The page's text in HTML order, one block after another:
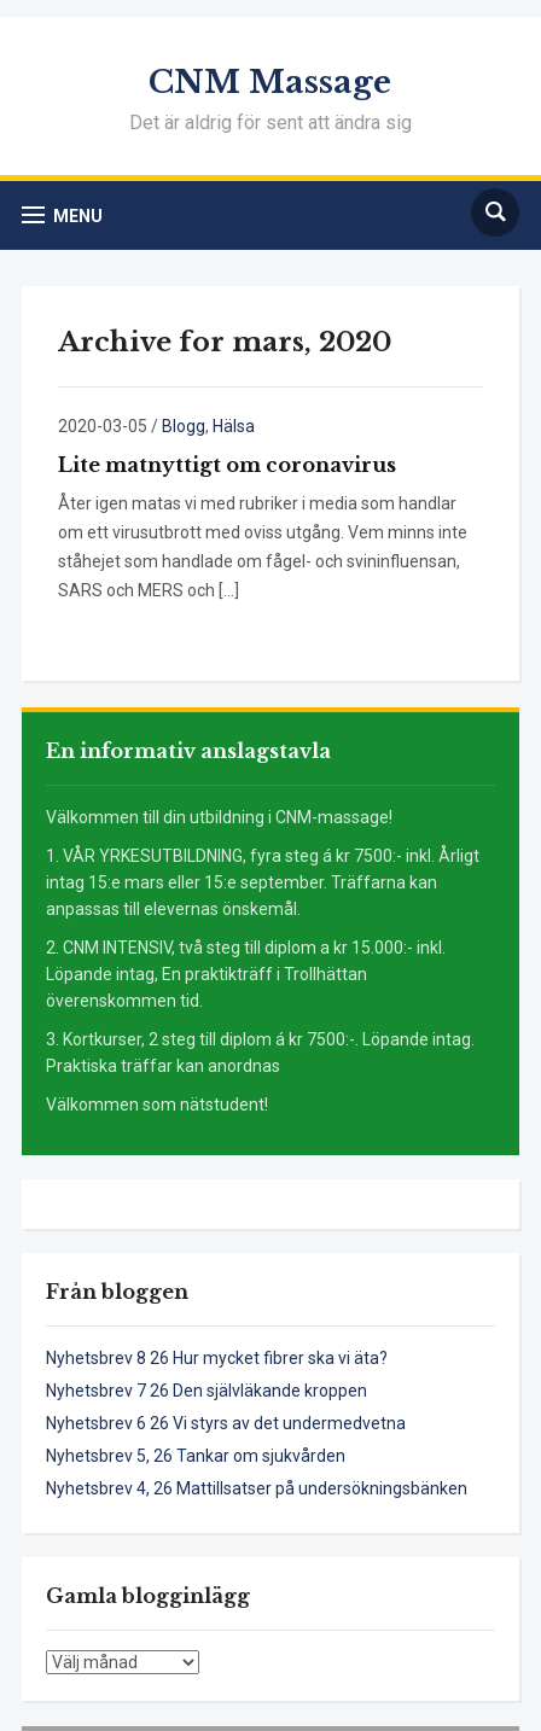
CNM Massage
Det är aldrig för sent att ändra sig
MENU
En informativ anslagstavla
Välkommen till din utbildning i CNM-massage!
1. VÅR YRKESUTBILDNING, fyra steg á kr 7500:- inkl. Årligt
intag 15:e mars eller 15:e september. Träffarna kan
anpassas till elevernas önskemål.
2. CNM INTENSIV, två steg till diplom a kr 15.000:- inkl.
Löpande intag, En praktikträff i Trollhättan
överenskommen tid.
3. Kortkurser, 2 steg till diplom á kr 7500:-. Löpande intag.
Praktiska träffar kan anordnas
Välkommen som nätstudent!
Från bloggen
Nyhetsbrev 8 26 Hur mycket fibrer ska vi äta?
Nyhetsbrev 7 26 Den självläkande kroppen
Nyhetsbrev 6 26 Vi styrs av det undermedvetna
Nyhetsbrev 5, 26 Tankar om sjukvården
Nyhetsbrev 4, 26 Mattillsatser på undersökningsbänken
Gamla blogginlägg
Gamla
Archive for mars, 2020
2020-03-05 / Blogg, Hälsa
Lite matnyttigt om coronavirus
Åter igen matas vi med rubriker i media som handlar
om ett virusutbrott med oviss utgång. Vem minns inte
ståhejet som handlade om fågel- och svininfluensan,
SARS och MERS och […]